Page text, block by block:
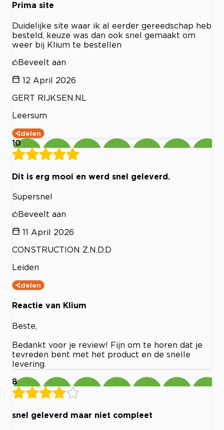
Prima site
Duidelijke site waar ik al eerder gereedschap heb
besteld, keuze was dan ook snel gemaakt om
weer bij Klium te bestellen
Beveelt aan
12 April 2026
GERT RIJKSEN.NL
Leersum
delen
10
Dit is erg mooi en werd snel geleverd.
Supersnel
Beveelt aan
11 April 2026
CONSTRUCTION Z.N.D.D
Leiden
delen
Reactie van Klium
Beste,
Bedankt voor je review! Fijn om te horen dat je
tevreden bent met het product en de snelle
levering.
8
snel geleverd maar niet compleet